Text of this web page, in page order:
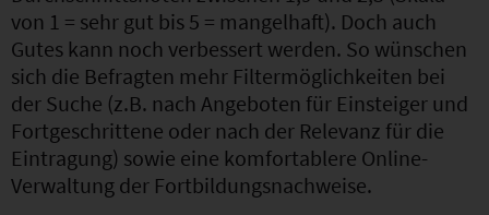
von 1 = sehr gut bis 5 = mangelhaft). Doch auch
Gutes kann noch verbessert werden. So wünschen
sich die Befragten mehr Filtermöglichkeiten bei
der Suche (z.B. nach Angeboten für Einsteiger und
Fortgeschrittene oder nach der Relevanz für die
Eintragung) sowie eine komfortablere Online-
Verwaltung der Fortbildungsnachweise.